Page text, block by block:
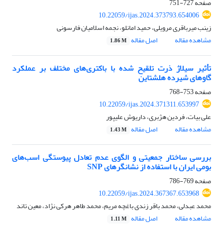
صفحه727-751
10.22059/ijas.2024.373793.654006
زینب میرباقری مرویلی، حمید امانلو، نجمه اسلامیان فارسونی
مشاهده مقاله
اصل مقاله 1.86 M
تأثیر سیلاژ ذرت تلقیح شده با باکتری‌های مختلف بر عملکرد
گاوهای شیرده هلشتاین
صفحه753-768
10.22059/ijas.2024.371311.653997
علی بیات، فردین هژبری، داریوش علیپور
مشاهده مقاله
اصل مقاله 1.43 M
بررسی ساختار جمعیتی و الگوی عدم تعادل پیوستگی اسب‌های
بومی ایران با استفاده از نشانگرهای SNP
صفحه769-786
10.22059/ijas.2024.367367.653968
محمد عبدلی، محمد باقر زندی باغچه مریم، محمد طاهر هرکی نژاد، معین تاند
مشاهده مقاله
اصل مقاله 1.11 M